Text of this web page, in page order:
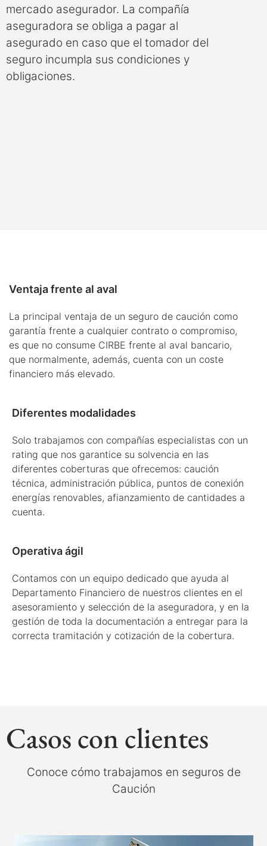
mercado asegurador. La compañía
aseguradora se obliga a pagar al
asegurado en caso que el tomador del
seguro incumpla sus condiciones y
obligaciones.
Ventaja frente al aval
La principal ventaja de un seguro de caución como
garantía frente a cualquier contrato o compromiso,
es que no consume CIRBE frente al aval bancario,
que normalmente, además, cuenta con un coste
financiero más elevado.
Diferentes modalidades
Solo trabajamos con compañías especialistas con un
rating que nos garantice su solvencia en las
diferentes coberturas que ofrecemos: caución
técnica, administración pública, puntos de conexión
energías renovables, afianzamiento de cantidades a
cuenta.
Operativa ágil
Contamos con un equipo dedicado que ayuda al
Departamento Financiero de nuestros clientes en el
asesoramiento y selección de la aseguradora, y en la
gestión de toda la documentación a entregar para la
correcta tramitación y cotización de la cobertura.
Casos con clientes
Conoce cómo trabajamos en seguros de
Caución